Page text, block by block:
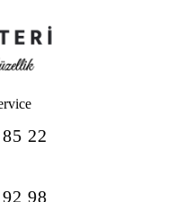
22
98